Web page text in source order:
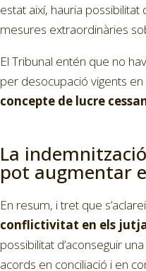
estat així, hauria
mesures extraordinàries
El Tribunal entén que no
per desocupació vigents
concepte de lucre
La
pot augmentar
En resum, i tret que
conflictivitat en els
possibilitat d’aconseguir
acords en conciliació i en